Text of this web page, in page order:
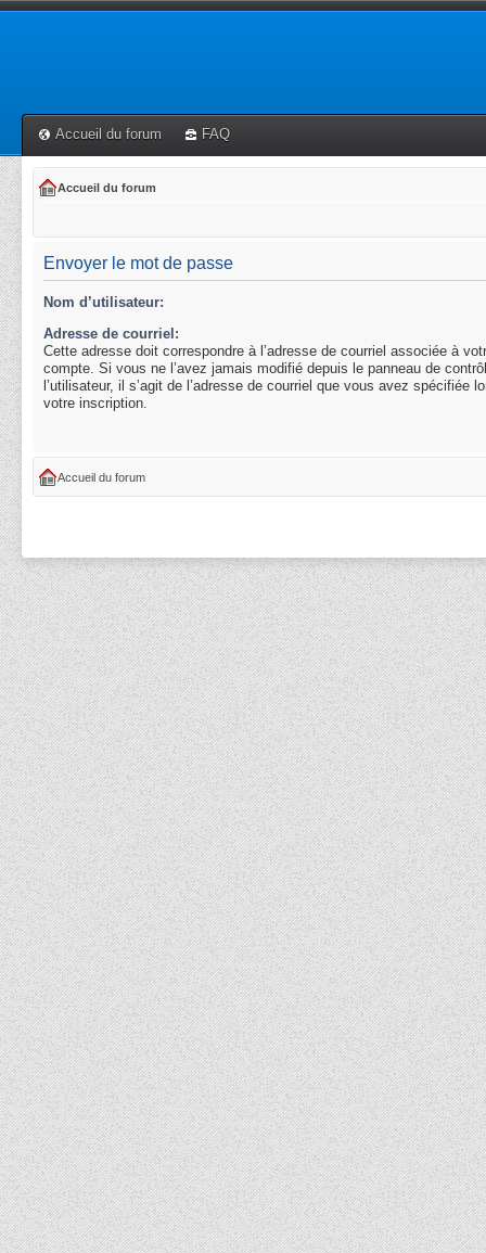
Accueil du forum FAQ
Accueil du forum
Envoyer le mot de passe
Nom d’utilisateur:
Adresse de courriel:
Cette adresse doit correspondre à l’adresse de courriel associée à
compte. Si vous ne l’avez jamais modifié depuis le panneau de
l’utilisateur, il s’agit de l’adresse de courriel que vous avez spécifiée
votre inscription.
Accueil du forum